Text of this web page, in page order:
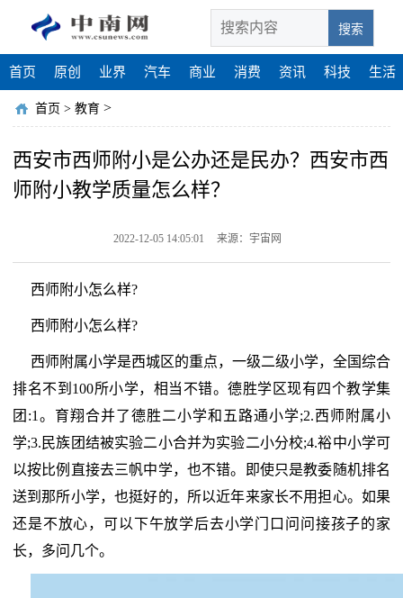
搜索
首页 原创 业界 汽车 商业 消费 资讯 科技 生活
首页 > 教育 >
西安市西师附小是公办还是民办？西安市西
师附小教学质量怎么样？
2022-12-05 14:05:01 来源：宇宙网
西师附小怎么样?
西师附小怎么样?
西师附属小学是西城区的重点，一级二级小学，全国综合
排名不到100所小学，相当不错。德胜学区现有四个教学集
团:1。育翔合并了德胜二小学和五路通小学;2.西师附属小
学;3.民族团结被实验二小合并为实验二小分校;4.裕中小学可
以按比例直接去三帆中学，也不错。即使只是教委随机排名
送到那所小学，也挺好的，所以近年来家长不用担心。如果
还是不放心，可以下午放学后去小学门口问问接孩子的家
长，多问几个。